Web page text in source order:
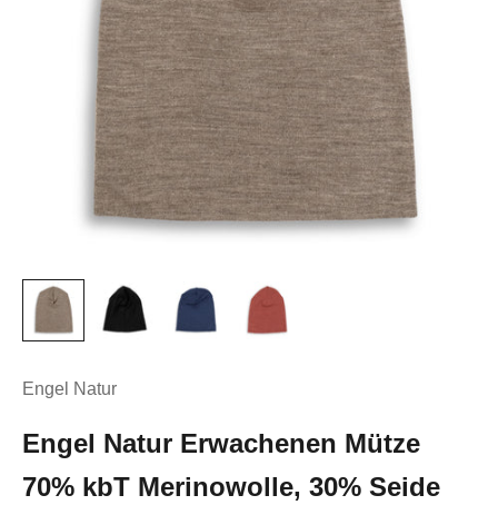
Engel Natur
Engel Natur Erwachenen Mütze
70% kbT Merinowolle, 30% Seide